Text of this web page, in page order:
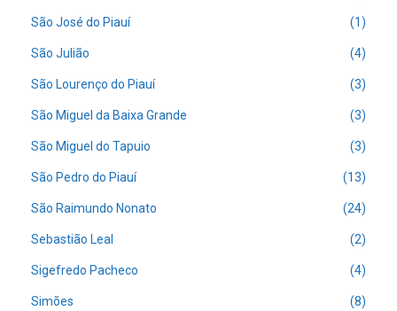
São José do Piauí (1)
São Julião (4)
São Lourenço do Piauí (3)
São Miguel da Baixa Grande (3)
São Miguel do Tapuio (3)
São Pedro do Piauí (13)
São Raimundo Nonato (24)
Sebastião Leal (2)
Sigefredo Pacheco (4)
Simões (8)